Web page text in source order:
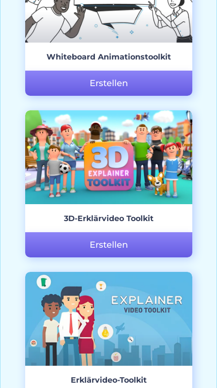
Whiteboard Animationstoolkit
Erstellen
3D-Erklärvideo Toolkit
Erstellen
Erklärvideo-Toolkit